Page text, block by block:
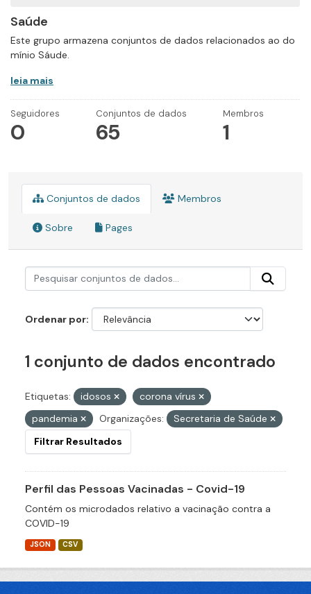
Saúde
Este grupo armazena conjuntos de dados relacionados ao do
mínio Sáude.
leia mais
Seguidores
0
Conjuntos de dados
65
Membros
1
Conjuntos de dados Membros
Sobre Pages
Ordenar por
1 conjunto de dados encontrado
Etiquetas: idosos
corona vírus
pandemia
Organizações:
Secretaria de Saúde
Filtrar Resultados
Perfil das Pessoas Vacinadas - Covid-19
Contém os microdados relativo a vacinação contra a
COVID-19
JSON CSV